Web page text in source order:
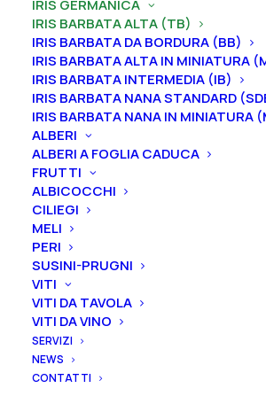
IRIS GERMANICA
IRIS BARBATA ALTA (TB)
IRIS BARBATA DA BORDURA (BB)
IRIS BARBATA ALTA IN MINIATURA
IRIS BARBATA INTERMEDIA (IB)
IRIS BARBATA NANA STANDARD
IRIS BARBATA NANA IN MINIATURA
ALBERI
ALBERI A FOGLIA CADUCA
FRUTTI
ALBICOCCHI
CILIEGI
MELI
PERI
SUSINI-PRUGNI
VITI
VITI DA TAVOLA
VITI DA VINO
SERVIZI
NEWS
CONTATTI
attorno alle barbe, bordo grigio, barbe
brillante, profumo dolce e
cm. Fioritura intermedia.
Le piante diIris in vasosono
periodo mentre i
nel periodo che vada luglio a
Formato
Iris
germanica
"Cosmic
Melody"
quantità
Ordina subito questo prodotto!
Puoi acquistare ora questo prodotto
indicando la dimensione del vaso